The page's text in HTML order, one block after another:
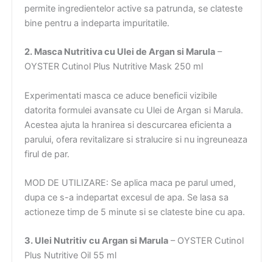
permite ingredientelor active sa patrunda, se clateste
bine pentru a indeparta impuritatile.
2. Masca Nutritiva cu Ulei de Argan si Marula –
OYSTER Cutinol Plus Nutritive Mask 250 ml
Experimentati masca ce aduce beneficii vizibile
datorita formulei avansate cu Ulei de Argan si Marula.
Acestea ajuta la hranirea si descurcarea eficienta a
parului, ofera revitalizare si stralucire si nu ingreuneaza
firul de par.
MOD DE UTILIZARE: Se aplica maca pe parul umed,
dupa ce s-a indepartat excesul de apa. Se lasa sa
actioneze timp de 5 minute si se clateste bine cu apa.
3. Ulei Nutritiv cu Argan si Marula – OYSTER Cutinol
Plus Nutritive Oil 55 ml